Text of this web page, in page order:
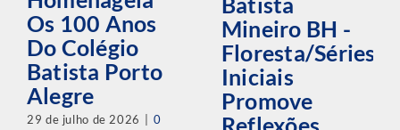
Os 100 Anos
Do Colégio
Batista Porto
Alegre
29 de julho de 2026
0
Batista
Mineiro BH -
Floresta/Séries
Iniciais
Promove